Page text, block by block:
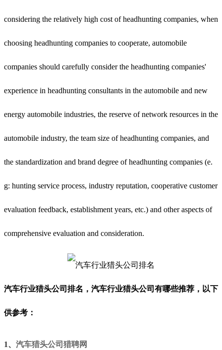
considering the relatively high cost of headhunting companies, when
choosing headhunting companies to cooperate, automobile
companies should carefully consider the headhunting companies'
experience in headhunting consultants in the automobile and new
energy automobile industries, the reserve of network resources in the
automobile industry, the team size of headhunting companies, and
the standardization and brand degree of headhunting companies (e.
g: hunting service process, industry reputation, cooperative customer
evaluation feedback, establishment years, etc.) and other aspects of
comprehensive evaluation and consideration.
汽车行业猎头公司排名，汽车行业猎头公司有哪些推荐，以下
供参考 ：
1、 汽车猎头公司猎聘网